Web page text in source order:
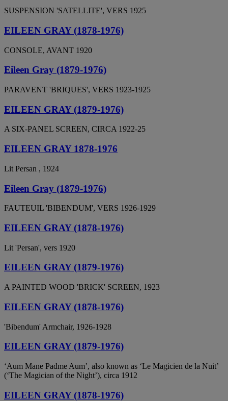
SUSPENSION 'SATELLITE', VERS 1925
EILEEN GRAY (1878-1976)
CONSOLE, AVANT 1920
Eileen Gray (1879-1976)
PARAVENT 'BRIQUES', VERS 1923-1925
EILEEN GRAY (1879-1976)
A SIX-PANEL SCREEN, CIRCA 1922-25
EILEEN GRAY 1878-1976
Lit Persan , 1924
Eileen Gray (1879-1976)
FAUTEUIL 'BIBENDUM', VERS 1926-1929
EILEEN GRAY (1878-1976)
Lit 'Persan', vers 1920
EILEEN GRAY (1879-1976)
A PAINTED WOOD 'BRICK' SCREEN, 1923
EILEEN GRAY (1878-1976)
'Bibendum' Armchair, 1926-1928
EILEEN GRAY (1879-1976)
‘Aum Mane Padme Aum’, also known as ‘Le Magicien de la Nuit’
(‘The Magician of the Night’), circa 1912
EILEEN GRAY (1878-1976)